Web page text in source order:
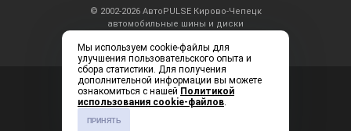
© 2002-2026 АвтоPULSE Кирово-Чепецк
автомобильные шины и диски
Консультация по
телефону: ежедневно с
9:00 до 19:00
+7 (83361) 2-20-60
Мы используем cookie-файлы для
улучшения пользовательского опыта и
сбора статистики. Для получения
дополнительной информации вы можете
ознакомиться с нашей Политикой
использования cookie-файлов.
ПРИНЯТЬ